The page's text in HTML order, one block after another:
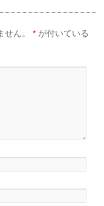
ん。 * が付いている